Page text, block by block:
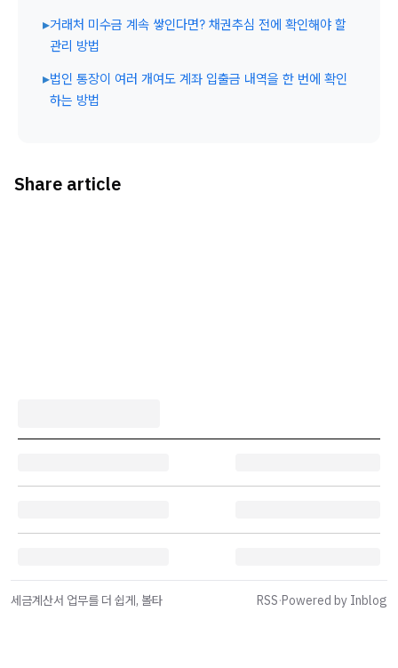
▸거래처 미수금 계속 쌓인다면? 채권추심 전에 확인해야 할
관리 방법
▸법인 통장이 여러 개여도 계좌 입출금 내역을 한 번에 확인
하는 방법
Share article
세금계산서 업무를 더 쉽게, 볼타 RSS·Powered by Inblog